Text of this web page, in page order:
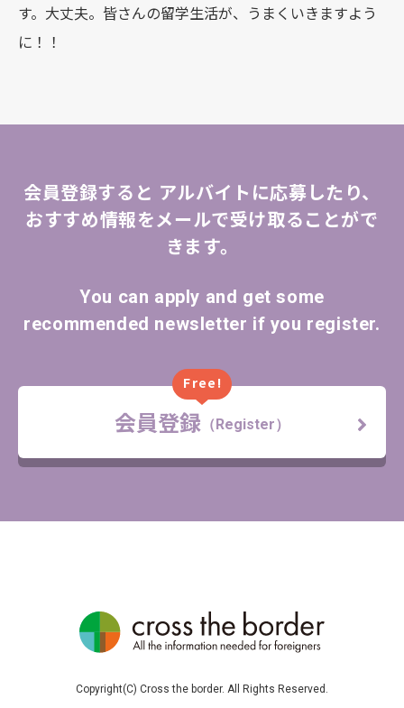
す。大丈夫。皆さんの留学生活が、うまくいきますよう
に！！
会員登録すると アルバイトに応募したり、
おすすめ情報をメールで受け取ることがで
きます。
You can apply and get some
recommended newsletter if you register.
Free!
会員登録 （Register）
Copyright(C) Cross the border. All Rights Reserved.